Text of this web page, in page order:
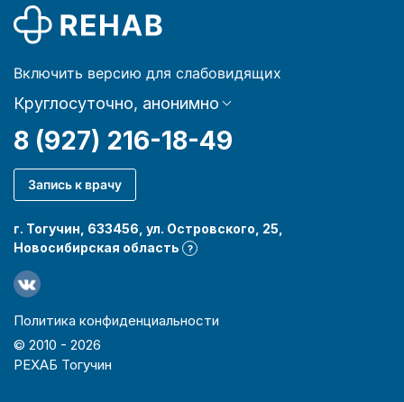
Включить версию для слабовидящих
Круглосуточно, анонимно
8 (927) 216-18-49
Запись к врачу
г. Тогучин, 633456, ул. Островского, 25,
Новосибирская область
?
Политика конфиденциальности
© 2010 - 2026
РЕХАБ Тогучин